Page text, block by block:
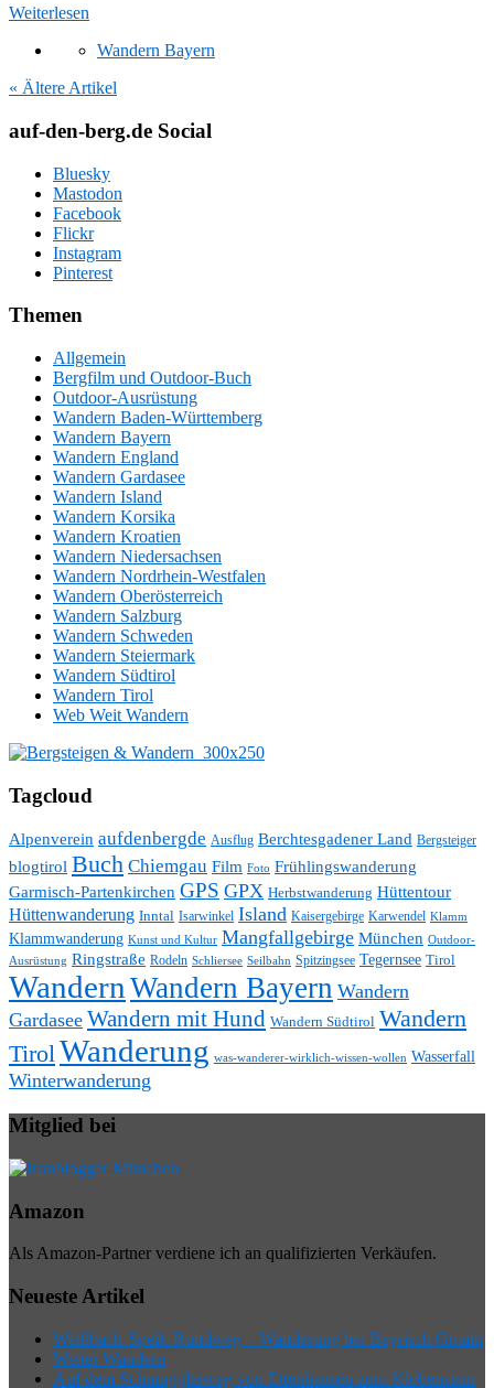
Weiterlesen
Wandern Bayern
« Ältere Artikel
auf-den-berg.de Social
Bluesky
Mastodon
Facebook
Flickr
Instagram
Pinterest
Themen
Allgemein
Bergfilm und Outdoor-Buch
Outdoor-Ausrüstung
Wandern Baden-Württemberg
Wandern Bayern
Wandern England
Wandern Gardasee
Wandern Island
Wandern Korsika
Wandern Kroatien
Wandern Niedersachsen
Wandern Nordrhein-Westfalen
Wandern Oberösterreich
Wandern Salzburg
Wandern Schweden
Wandern Steiermark
Wandern Südtirol
Wandern Tirol
Web Weit Wandern
Tagcloud
Alpenverein aufdenbergde Ausflug Berchtesgadener Land Bergsteiger
blogtirol Buch Chiemgau Film Foto Frühlingswanderung
Garmisch-Partenkirchen GPS GPX Herbstwanderung Hüttentour
Hüttenwanderung Inntal Isarwinkel Island Kaisergebirge Karwendel Klamm
Klammwanderung Kunst und Kultur Mangfallgebirge München Outdoor-
Ausrüstung Ringstraße Rodeln Schliersee Seilbahn Spitzingsee Tegernsee Tirol
WandernWandern Bayern Wandern
Gardasee Wandern mit Hund Wandern Südtirol Wandern
TirolWanderung was-wanderer-wirklich-wissen-wollen Wasserfall
Winterwanderung
Mitglied bei
Amazon
Als Amazon-Partner verdiene ich an qualifizierten Verkäufen.
Neueste Artikel
Weißbach-Speik-Rundweg – Wanderung bei Bayrisch Gmain
Weiter Wandern
Auf dem Schmugglerweg von Ettenhausen zum Klobenstein